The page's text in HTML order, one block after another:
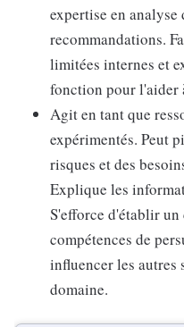
expertise en analyse
recommandations.
limitées internes et
fonction pour l'aider
Agit en tant que
expérimentés. Peut
risques et des
Explique les
S'efforce d'établir un
compétences de
influencer les autres
domaine.